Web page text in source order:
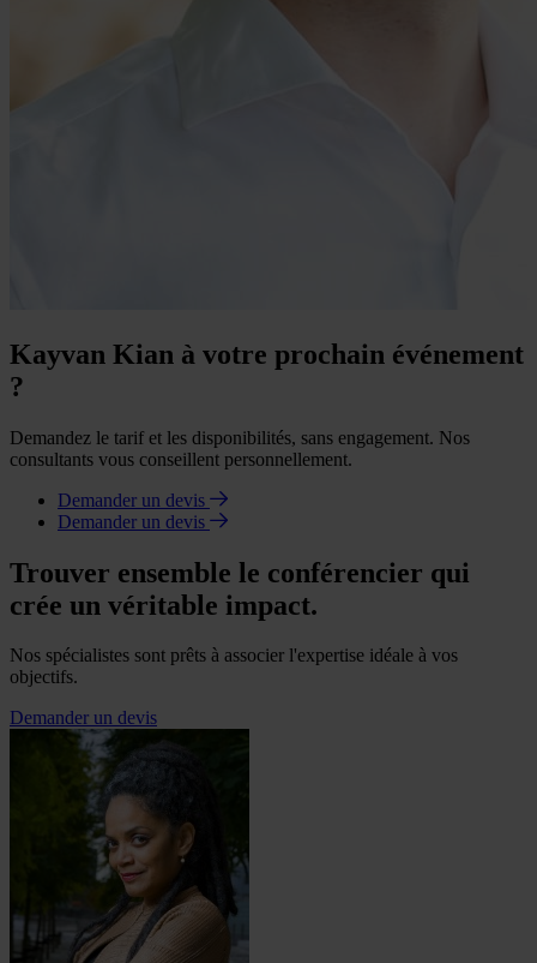
Kayvan Kian à votre prochain événement
?
Demandez le tarif et les disponibilités, sans engagement. Nos
consultants vous conseillent personnellement.
Demander un devis
Demander un devis
Trouver ensemble le conférencier qui
crée un véritable impact.
Nos spécialistes sont prêts à associer l'expertise idéale à vos
objectifs.
Demander un devis